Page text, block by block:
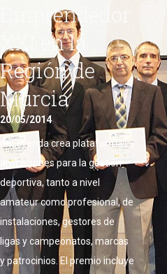
Emprendedor
XXI en la
Región de
Murcia
20/05/2014
miLeyenda crea plataformas y
aplicaciones para la gestión
deportiva, tanto a nivel
amateur como profesional, de
instalaciones, gestores de
ligas y campeonatos, marcas
y patrocinios. El premio incluye